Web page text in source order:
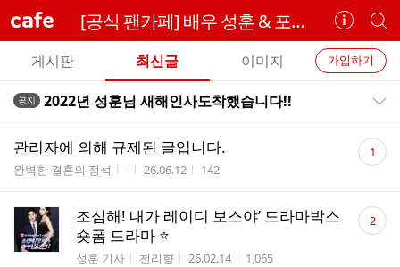
cafe [공식 팬카페] 배우 성훈 & 포세이돈
카
페
정
보
개
별
카
페
검
카
페
메
뉴
가입하기
게시판 최신글 이미지
전
글
트
공지 2022년 성훈님 새해인사도착했습니다!!
관리자에 의해 규제된 글입니다.
게시판명
완벽한 결혼의 정석 작성자
- 작성시간
26.06.12 조회수
142
댓
글 1
조심해! 내가 레이디 보스야’ 드라마박스
숏폼 드라마 ⭐️
게시판명
성훈 기사 작성자
천리향 작성시간
26.02.14 조회수
1,065
댓
글 2